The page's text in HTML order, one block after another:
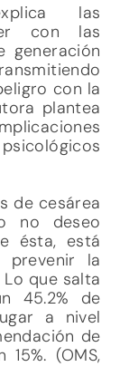
las
con las
generación
con la
plantea
de cesárea
no deseo
ésta, está
prevenir la
que salta
45.2% de
a nivel
de
(OMS,